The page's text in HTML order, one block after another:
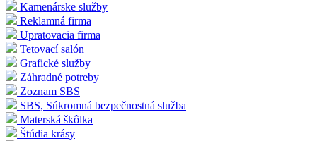
Kamenárske služby
Reklamná firma
Upratovacia firma
Tetovací salón
Grafické služby
Záhradné potreby
Zoznam SBS
SBS, Súkromná bezpečnostná služba
Materská škôlka
Štúdia krásy